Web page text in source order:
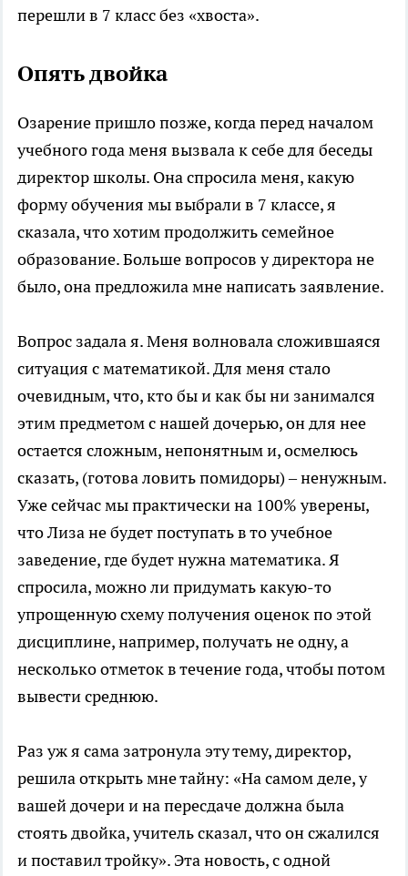
перешли в 7 класс без «хвоста».
Опять двойка
Озарение пришло позже, когда перед началом
учебного года меня вызвала к себе для беседы
директор школы. Она спросила меня, какую
форму обучения мы выбрали в 7 классе, я
сказала, что хотим продолжить семейное
образование. Больше вопросов у директора не
было, она предложила мне написать заявление.
Вопрос задала я. Меня волновала сложившаяся
ситуация с математикой. Для меня стало
очевидным, что, кто бы и как бы ни занимался
этим предметом с нашей дочерью, он для нее
остается сложным, непонятным и, осмелюсь
сказать, (готова ловить помидоры) – ненужным.
Уже сейчас мы практически на 100% уверены,
что Лиза не будет поступать в то учебное
заведение, где будет нужна математика. Я
спросила, можно ли придумать какую-то
упрощенную схему получения оценок по этой
дисциплине, например, получать не одну, а
несколько отметок в течение года, чтобы потом
вывести среднюю.
Раз уж я сама затронула эту тему, директор,
решила открыть мне тайну: «На самом деле, у
вашей дочери и на пересдаче должна была
стоять двойка, учитель сказал, что он сжалился
и поставил тройку». Эта новость, с одной